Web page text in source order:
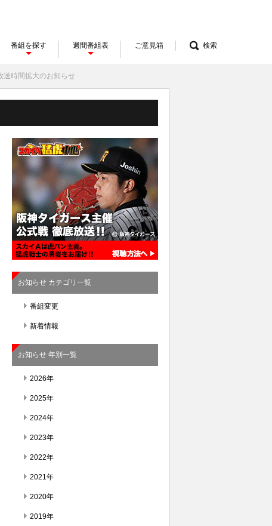
番組を探す 週間番組表 ご意見箱 検索
時間拡大のお知らせ
お知らせ カテゴリ一覧
番組変更
新着情報
お知らせ 年別一覧
2026年
2025年
2024年
2023年
2022年
2021年
2020年
2019年